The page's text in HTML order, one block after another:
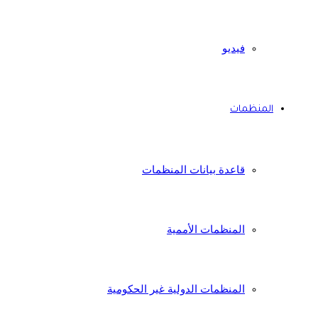
فيديو
المنظمات
قاعدة بيانات المنظمات
المنظمات الأممية
المنظمات الدولية غير الحكومية